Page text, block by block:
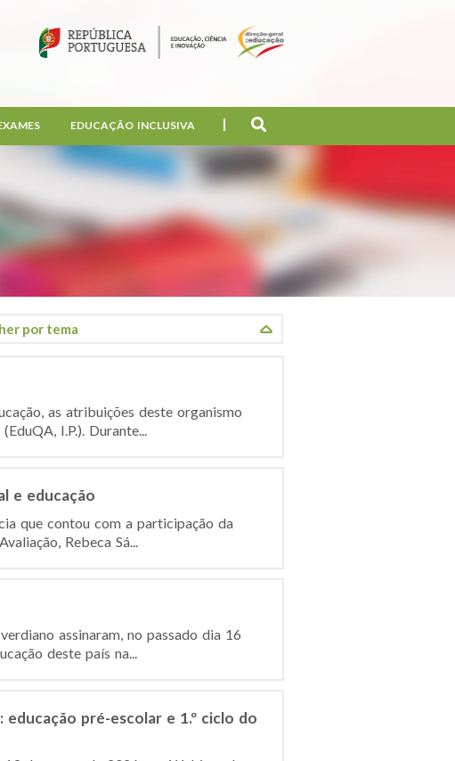
EDUCAÇÃO INCLUSIVA
as atribuições deste organismo
I.P.). Durante...
e educação
que contou com a participação da
Rebeca Sá...
assinaram, no passado dia 16
deste país na...
pré-escolar e 1.º ciclo do